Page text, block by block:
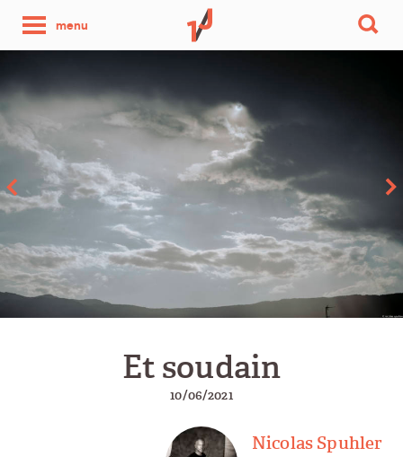
menu
photo
par
jour
Et soudain
10/06/2021
Nicolas Spuhler